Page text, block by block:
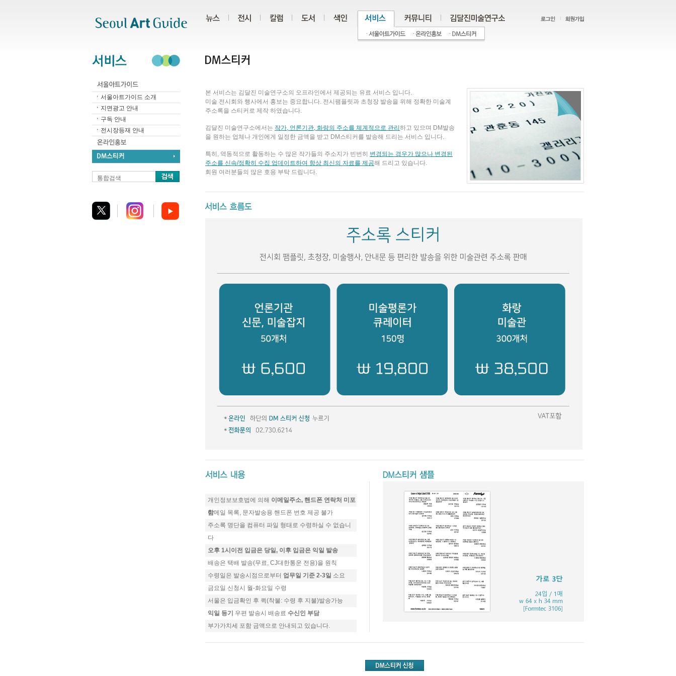
서울아트가이드 소개
지면광고 안내
구독 안내
전시장등재 안내
통합검색
본 서비스는 김달진 미술연구소의 오프라인에서 제공되는 유료 서비스 입니다.
미술 전시회와 행사에서 홍보는 중요합니다. 전시팸플릿과 초청장 발송을 위해 정확한 미술계
주소록을 스티커로 제작 하였습니다.
김달진 미술연구소에서는 작가, 언론기관, 화랑의 주소를 체계적으로 관리 하고 있으며 DM발송
을 원하는 업체나 개인에게 일정한 금액을 받고 DM스티커를 발송해 드리는 서비스 입니다.
특히, 역동적으로 활동하는 수 많은 작가들의 주소지가 빈번히 변경되는 경우가 많으나 변경된
주소를 신속/정확히 수집 업데이트하여 항상 최신의 자료를 제공해 드리고 있습니다.
회원 여러분들의 많은 호응 부탁 드립니다.
개인정보보호법에 의해 이메일주소, 핸드폰 연락처 미포
함
이메일 목록, 문자발송용 핸드폰 번호 제공 불가
주소록 명단을 컴퓨터 파일 형태로 수령하실 수 없습니
다
오후 1시이전 입금은 당일, 이후 입금은 익일 발송
배송은 택배 발송(무료, CJ대한통운 전용)을 원칙
수령일은 발송시점으로부터 업무일 기준 2-3일 소요
금요일 신청시 월-화요일 수령
서울은 입금확인 후 퀵(착불: 수령 후 지불)발송가능
익일 등기
우편 발송시 배송료 수신인 부담
부가가치세 포함 금액으로 안내되고 있습니다.